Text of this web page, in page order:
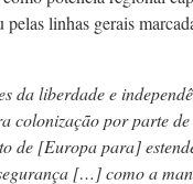
linhas gerais
da liberdade e
colonização por parte
de [Europa para]
[…] como a